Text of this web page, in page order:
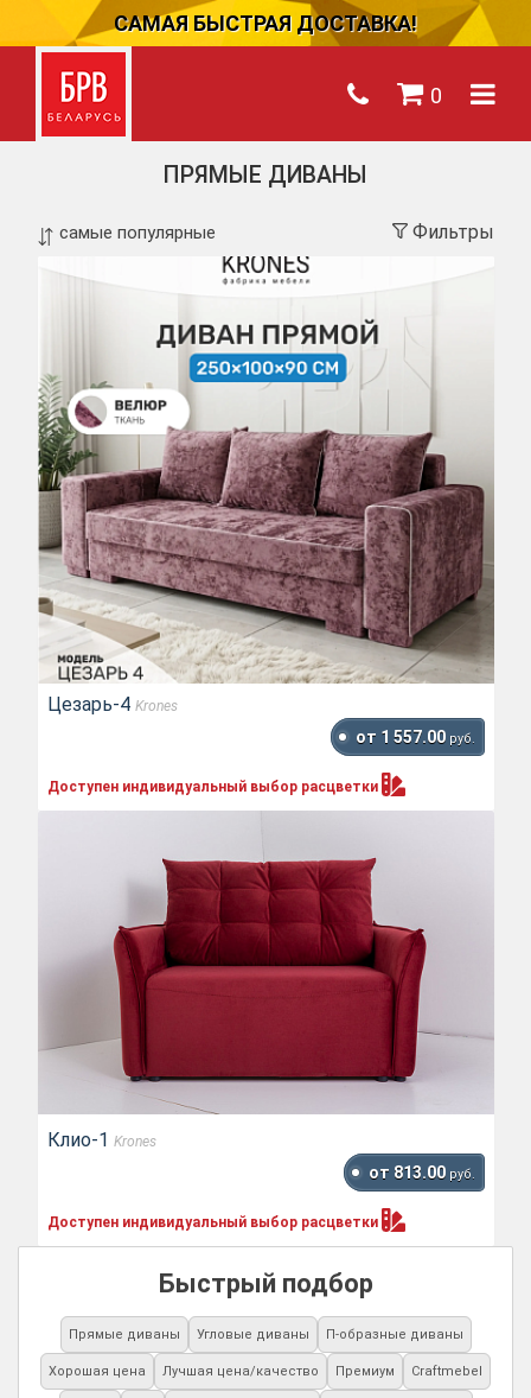
САМАЯ БЫСТРАЯ ДОСТАВКА!
0
ПРЯМЫЕ ДИВАНЫ
Фильтры
Цезарь-4 Krones
от 1 557.00 руб.
Доступен индивидуальный выбор расцветки
Клио-1 Krones
от 813.00 руб.
Доступен индивидуальный выбор расцветки
Быстрый подбор
Прямые диваны Угловые диваны П-образные диваны
Хорошая цена Лучшая цена/качество Премиум Craftmebel